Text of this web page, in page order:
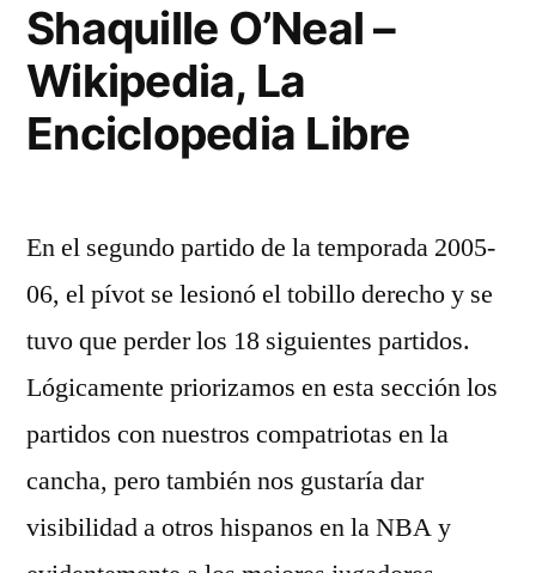
Shaquille O’Neal –
Wikipedia, La
Enciclopedia Libre
En el segundo partido de la temporada 2005-
06, el pívot se lesionó el tobillo derecho y se
tuvo que perder los 18 siguientes partidos.
Lógicamente priorizamos en esta sección los
partidos con nuestros compatriotas en la
cancha, pero también nos gustaría dar
visibilidad a otros hispanos en la NBA y